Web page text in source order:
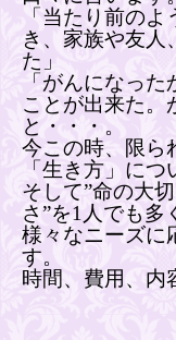
「当たり前の
き、家族や友人
た」
「がんになっ
ことが出来た。
と・・・。
今この時、限ら
「生き方」につ
そして”命の大
さ”を1人でも多
様々なニーズに
す。
時間、費用、内